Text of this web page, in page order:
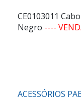
CE0103011
Negro ----
ACESSÓRIOS